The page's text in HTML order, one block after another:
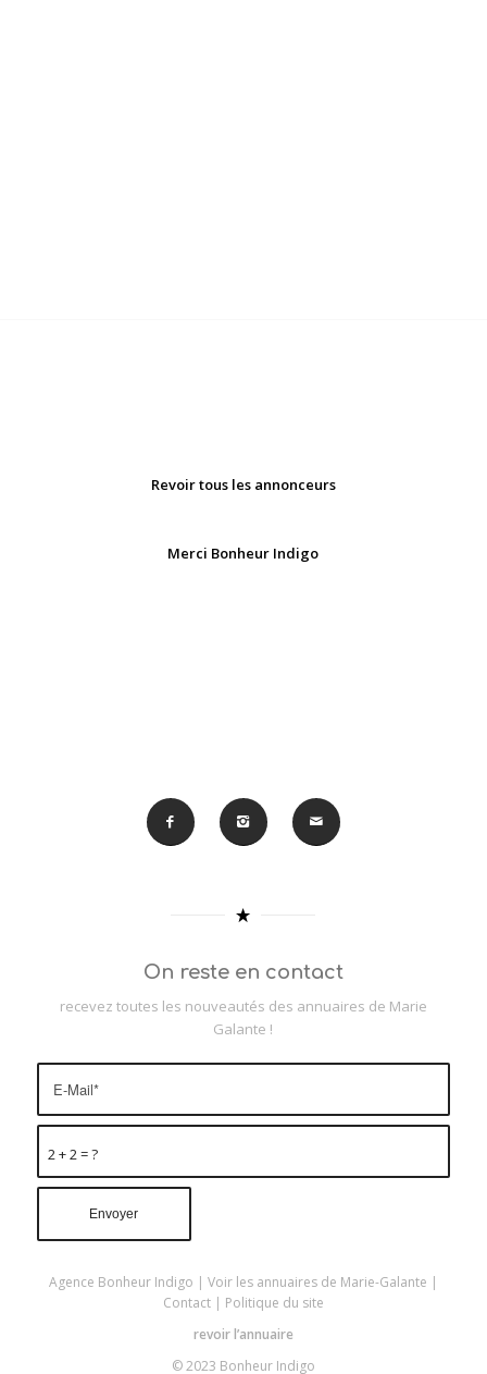
Revoir tous les annonceurs
Merci Bonheur Indigo
On reste en contact
recevez toutes les nouveautés des annuaires de Marie
Galante !
2 + 2 = ?
Agence Bonheur Indigo | Voir les annuaires de Marie-Galante |
Contact| Politique du site
revoir l’annuaire
© 2023 Bonheur Indigo